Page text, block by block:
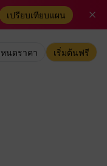
เปรียบเทียบแผน
นดราคา เริ่มต้นฟรี